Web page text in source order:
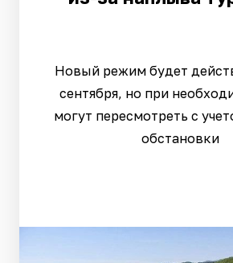
Новый режим будет
сентября, но при
могут пересмотреть с
обстановки